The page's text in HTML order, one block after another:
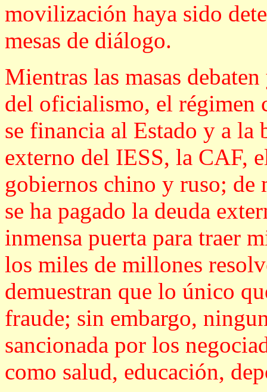
movilización haya sido
mesas de diálogo.
Mientras las masas
del oficialismo, el régimen
se financia al Estado y a
externo del IESS, la CAF,
gobiernos chino y ruso; de
se ha pagado la deuda
inmensa puerta para traer
los miles de millones
demuestran que lo único
fraude; sin embargo,
sancionada por los
como salud, educación,